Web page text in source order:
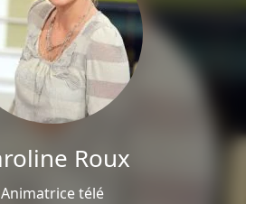
Roux
Animatrice télé